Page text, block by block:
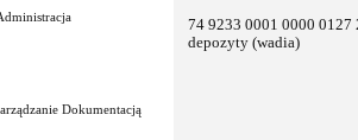
74 9233 0001 0000 0127
depozyty (wadia)